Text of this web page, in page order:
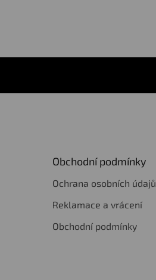
Obchodní podmínky
Ochrana osobních údajů
Reklamace a vrácení
Obchodní podmínky